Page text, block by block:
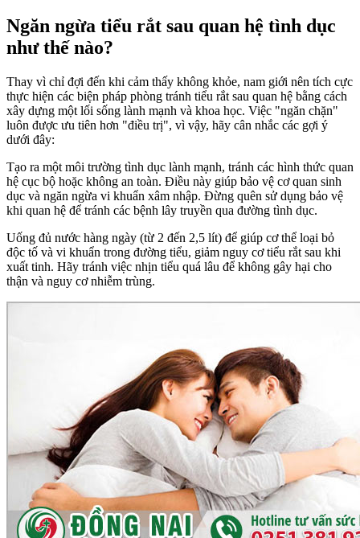
Ngăn ngừa tiểu rắt sau quan hệ tình dục
như thế nào?
Thay vì chỉ đợi đến khi cảm thấy không khỏe, nam giới nên tích cực
thực hiện các biện pháp phòng tránh tiểu rắt sau quan hệ bằng cách
xây dựng một lối sống lành mạnh và khoa học. Việc "ngăn chặn"
luôn được ưu tiên hơn "điều trị", vì vậy, hãy cân nhắc các gợi ý
dưới đây:
Tạo ra một môi trường tình dục lành mạnh, tránh các hình thức quan
hệ cục bộ hoặc không an toàn. Điều này giúp bảo vệ cơ quan sinh
dục và ngăn ngừa vi khuẩn xâm nhập. Đừng quên sử dụng bảo vệ
khi quan hệ để tránh các bệnh lây truyền qua đường tình dục.
Uống đủ nước hàng ngày (từ 2 đến 2,5 lít) để giúp cơ thể loại bỏ
độc tố và vi khuẩn trong đường tiểu, giảm nguy cơ tiểu rắt sau khi
xuất tinh. Hãy tránh việc nhịn tiểu quá lâu để không gây hại cho
thận và nguy cơ nhiễm trùng.